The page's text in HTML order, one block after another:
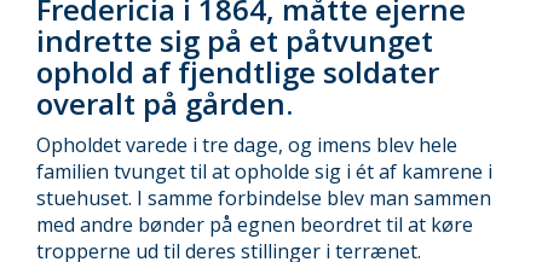
Fredericia i 1864, måtte ejerne
indrette sig på et påtvunget
ophold af fjendtlige soldater
overalt på gården.
Opholdet varede i tre dage, og imens blev hele
familien tvunget til at opholde sig i ét af kamrene i
stuehuset. I samme forbindelse blev man sammen
med andre bønder på egnen beordret til at køre
tropperne ud til deres stillinger i terrænet.